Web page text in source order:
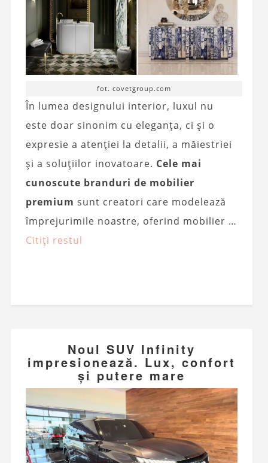
fot. covetgroup.com
În lumea designului interior, luxul nu
este doar sinonim cu eleganța, ci și o
expresie a atenției la detalii, a măiestriei
și a soluțiilor inovatoare. Cele mai
cunoscute branduri de mobilier
premium sunt creatori care modelează
împrejurimile noastre, oferind mobilier …
Citiți restul
Noul SUV Infinity
impresionează. Lux, confort
și putere mare